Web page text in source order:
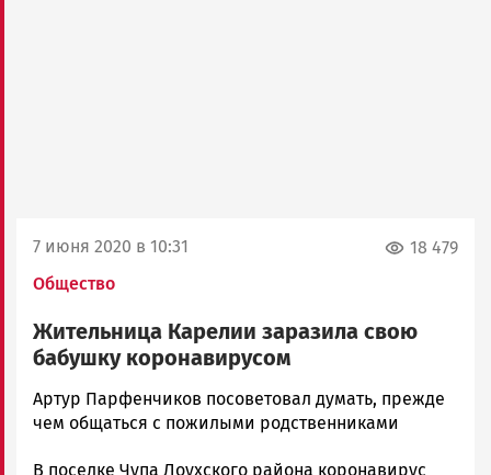
7 июня 2020 в 10:31
Общество
18 479
Жительница Карелии заразила свою
бабушку коронавирусом
Юрий
Каулио
Артур Парфенчиков посоветовал думать, прежде
чем общаться с пожилыми родственниками
В поселке Чупа Лоухского района коронавирус